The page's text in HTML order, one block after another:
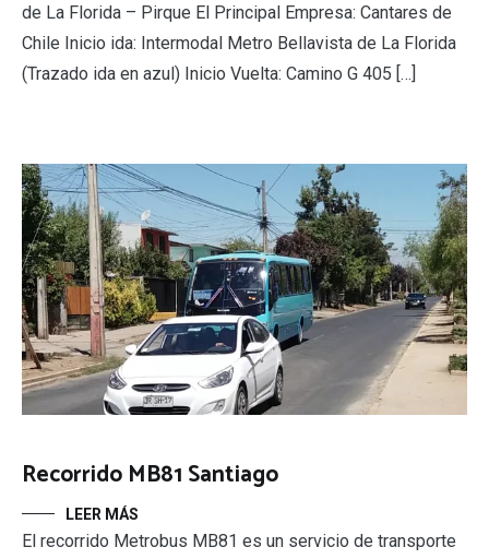
de La Florida – Pirque El Principal Empresa: Cantares de
Chile Inicio ida: Intermodal Metro Bellavista de La Florida
(Trazado ida en azul) Inicio Vuelta: Camino G 405 […]
Recorrido MB81 Santiago
LEER MÁS
El recorrido Metrobus MB81 es un servicio de transporte